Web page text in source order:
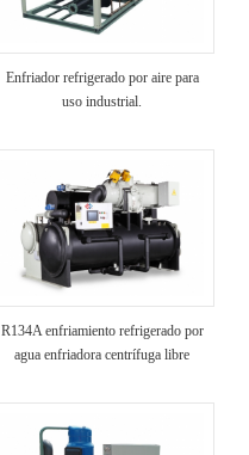
Enfriador refrigerado por aire para
uso industrial.
R134A enfriamiento refrigerado por
agua enfriadora centrífuga libre